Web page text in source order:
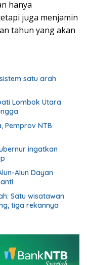
hanya
juga menjamin
tahun yang akan
satu arah
Lombok Utara
Pemprov NTB
ingatkan
Alun Dayan
Satu wisatawan
tiga rekannya